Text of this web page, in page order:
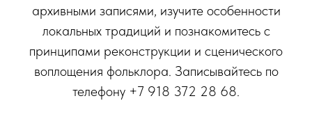
архивными записями, изучите особенности
локальных традиций и познакомитесь с
принципами реконструкции и сценического
воплощения фольклора. Записывайтесь по
телефону +7 918 372 28 68.